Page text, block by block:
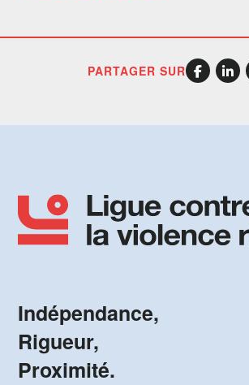
PARTAGER SUR
Indépendance,
Rigueur,
Proximité.